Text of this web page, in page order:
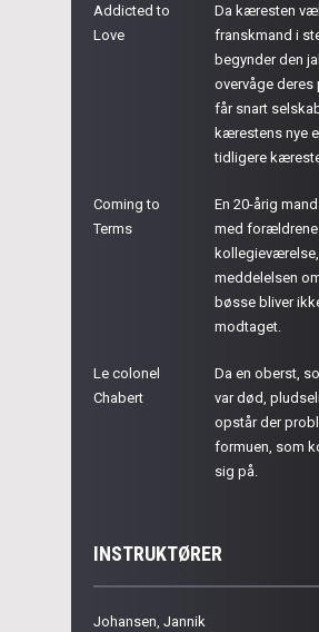
Addicted to
Love
Da kæresten
franskmand i
begynder den
overvåge deres
får snart
kærestens nye
tidligere
Coming to
Terms
En 20-årig
med
meddelelsen
bøsse bliver
modtaget.
Le colonel
Chabert
Da en oberst,
var død,
opstår der
formuen, som
sig på.
INSTRUKTØRER
Johansen, Jannik